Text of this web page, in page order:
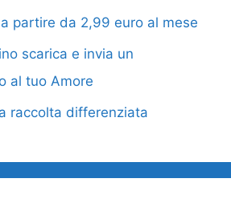
partire da 2,99 euro al mese
scarica e invia un
al tuo Amore
raccolta differenziata